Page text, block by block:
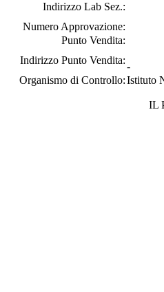
Indirizzo Lab Sez.:
Numero Approvazione:
Punto Vendita:
Indirizzo Punto Vendita:
-
Organismo di Controllo:Istituto
IL